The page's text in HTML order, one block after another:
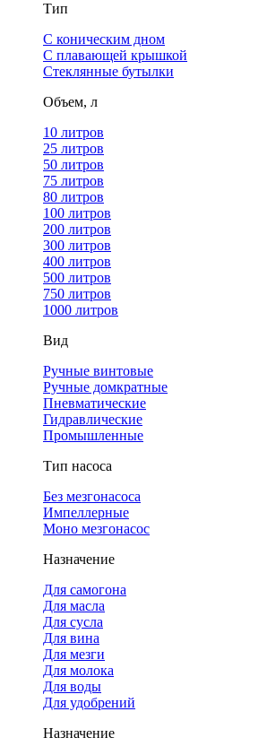
Тип
С коническим дном
С плавающей крышкой
Стеклянные бутылки
Объем, л
10 литров
25 литров
50 литров
75 литров
80 литров
100 литров
200 литров
300 литров
400 литров
500 литров
750 литров
1000 литров
Вид
Ручные винтовые
Ручные домкратные
Пневматические
Гидравлические
Промышленные
Тип насоса
Без мезгонасоса
Импеллерные
Моно мезгонасос
Назначение
Для самогона
Для масла
Для сусла
Для вина
Для мезги
Для молока
Для воды
Для удобрений
Назначение